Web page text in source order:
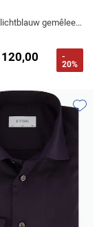
Classic Fit lichtblauw gemêleerd overhemd
-
20%